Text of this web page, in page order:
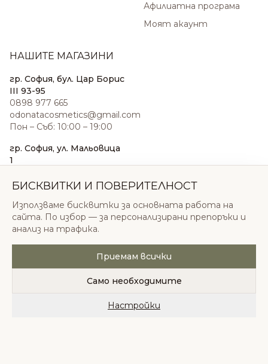
Афилиатна програма
Моят акаунт
НАШИТЕ МАГАЗИНИ
гр. София, бул. Цар Борис
III 93-95
0898 977 665
odonatacosmetics@gmail.com
Пон – Съб: 10:00 – 19:00
гр. София, ул. Мальовица
1
sales@odonatacosmetics.com
Нед: 11:00 – 18:00
© 2026 Одоната Козметикс ООД. Всички права
запазени.
Политика за поверителностОбщи условия
БИСКВИТКИ И ПОВЕРИТЕЛНОСТ
Използваме бисквитки за основната работа на
сайта. По избор — за персонализирани препоръки и
анализ на трафика.
Приемам всички
Само необходимите
Настройки